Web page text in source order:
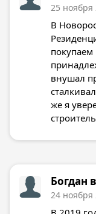
25 ноября
В
внушал
же я
Богдан в
24 ноября